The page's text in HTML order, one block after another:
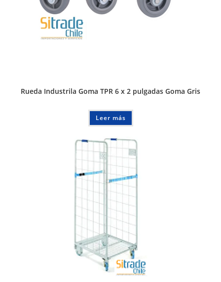
Rueda Industrila Goma TPR 6 x 2 pulgadas Goma Gris
Leer más